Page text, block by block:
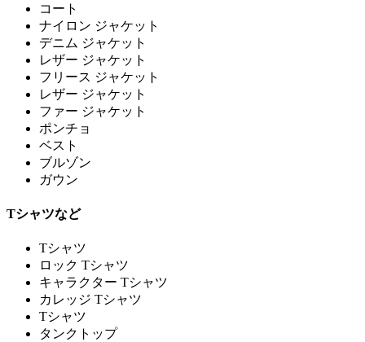
コート
ナイロン ジャケット
デニム ジャケット
レザー ジャケット
フリース ジャケット
レザー ジャケット
ファー ジャケット
ポンチョ
ベスト
ブルゾン
ガウン
Tシャツなど
Tシャツ
ロック Tシャツ
キャラクター Tシャツ
カレッジ Tシャツ
Tシャツ
タンクトップ